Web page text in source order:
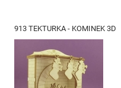
913 TEKTURKA - KOMINEK 3D